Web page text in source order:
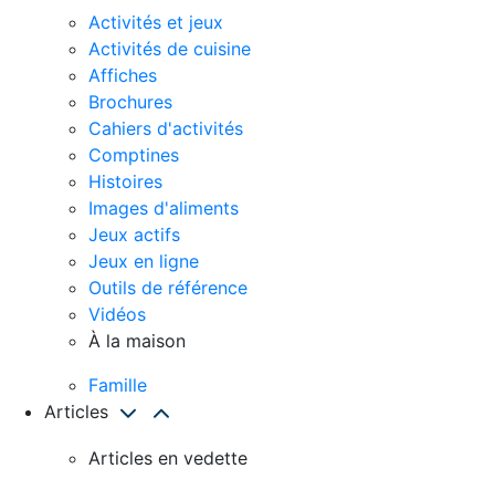
Activités et jeux
Activités de cuisine
Affiches
Brochures
Cahiers d'activités
Comptines
Histoires
Images d'aliments
Jeux actifs
Jeux en ligne
Outils de référence
Vidéos
À la maison
Famille
Articles
Articles en vedette